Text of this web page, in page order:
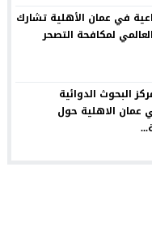
في عمان الأهلية تشارك
لمكافحة التصحر
البحوث الدوائية
عمان الاهلية حول